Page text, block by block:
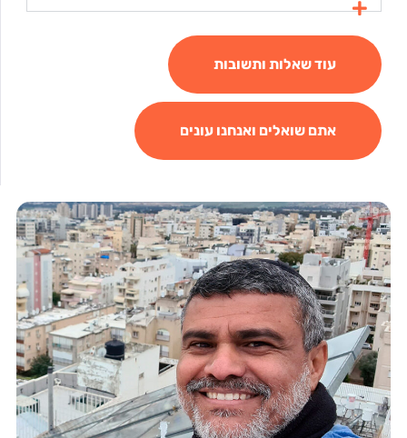
עוד שאלות ותשובות
אתם שואלים ואנחנו עונים